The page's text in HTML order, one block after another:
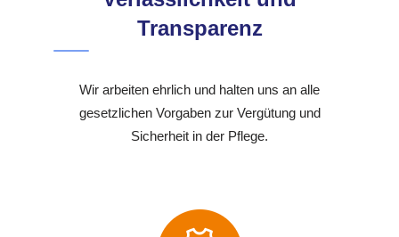
Transparenz
Wir arbeiten ehrlich und halten uns an alle
gesetzlichen Vorgaben zur Vergütung und
Sicherheit in der Pflege.